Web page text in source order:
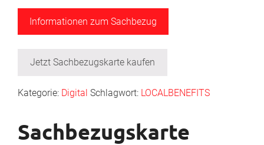
Informationen zum Sachbezug
Jetzt Sachbezugskarte kaufen
Kategorie: Digital Schlagwort: LOCALBENEFITS
Sachbezugskarte